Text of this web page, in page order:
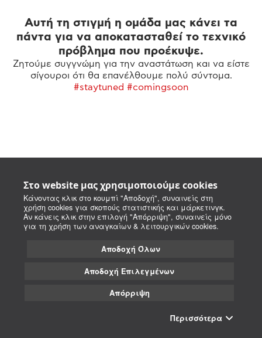
Στο website μας χρησιμοποιούμε cookies
Κάνοντας κλικ στο κουμπί "Αποδοχή", συναινείς στη
χρήση cookies για σκοπούς στατιστικής και μάρκετινγκ.
Αν κάνεις κλικ στην επιλογή "Απόρριψη", συναινείς μόνο
για τη χρήση των αναγκαίων & λειτουργικών cookies.
Αποδοχή Όλων
Αποδοχή Επιλεγμένων
Απόρριψη
Περισσότερα
Αυτή τη στιγμή η ομάδα μας κάνει τα
πάντα για να αποκατασταθεί το τεχνικό
πρόβλημα που προέκυψε.
Ζητούμε συγγνώμη για την αναστάτωση και να είστε
σίγουροι ότι θα επανέλθουμε πολύ σύντομα.
#staytuned #comingsoon